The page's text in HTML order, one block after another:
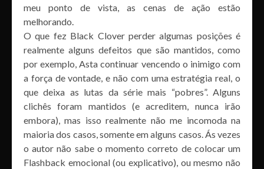
meu ponto de vista, as cenas de ação estão
melhorando.
O que fez Black Clover perder algumas posições é
realmente alguns defeitos que são mantidos, como
por exemplo, Asta continuar vencendo o inimigo com
a força de vontade, e não com uma estratégia real, o
que deixa as lutas da série mais “pobres”. Alguns
clichês foram mantidos (e acreditem, nunca irão
embora), mas isso realmente não me incomoda na
maioria dos casos, somente em alguns casos. Ás vezes
o autor não sabe o momento correto de colocar um
Flashback emocional (ou explicativo), ou mesmo não